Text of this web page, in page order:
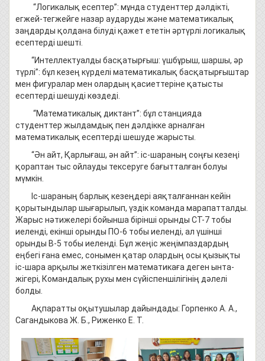
“Логикалық есептер”: мұнда студенттер дәлдікті,
егжей-тегжейге назар аударуды және математикалық
заңдарды қолдана білуді қажет ететін әртүрлі логикалық
есептерді шешті.
“Интеллектуалды басқатырғыш: үшбұрыш, шаршы, әр
түрлі”: бұл кезең күрделі математикалық басқатырғыштар
мен фигуралар мен олардың қасиеттеріне қатысты
есептерді шешуді көздеді.
“Математикалық диктант”: бұл станцияда
студенттер жылдамдық пен дәлдікке арналған
математикалық есептерді шешуде жарысты.
“Ән айт, Қарлығаш, ән айт”: іс-шараның соңғы кезеңі
қораптан тыс ойлауды тексеруге бағытталған болуы
мүмкін.
Іс-шараның барлық кезеңдері аяқталғаннан кейін
қорытындылар шығарылып, үздік команда марапатталды.
Жарыс нәтижелері бойынша бірінші орынды СТ-7 тобы
иеленді, екінші орынды ПО-6 тобы иеленді, ал үшінші
орынды В-5 тобы иеленді. Бұл жеңіс жеңімпаздардың
еңбегі ғана емес, сонымен қатар олардың осы қызықты
іс-шара арқылы жеткізілген математикаға деген ынта-
жігері, Командалық рухы мен сүйіспеншілігінің дәлелі
болды.
Ақпаратты оқытушылар дайындады: Горпенко А. А.,
Сагандыкова Ж. Б., Риженко Е. Т.